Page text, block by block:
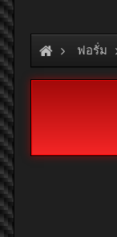
ฟอรั่ม